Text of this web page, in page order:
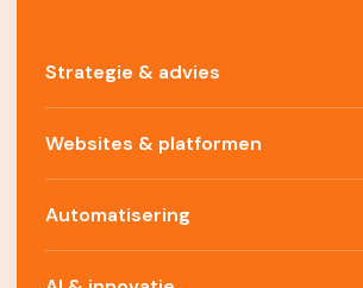
Strategie & advies
Websites & platformen
Automatisering